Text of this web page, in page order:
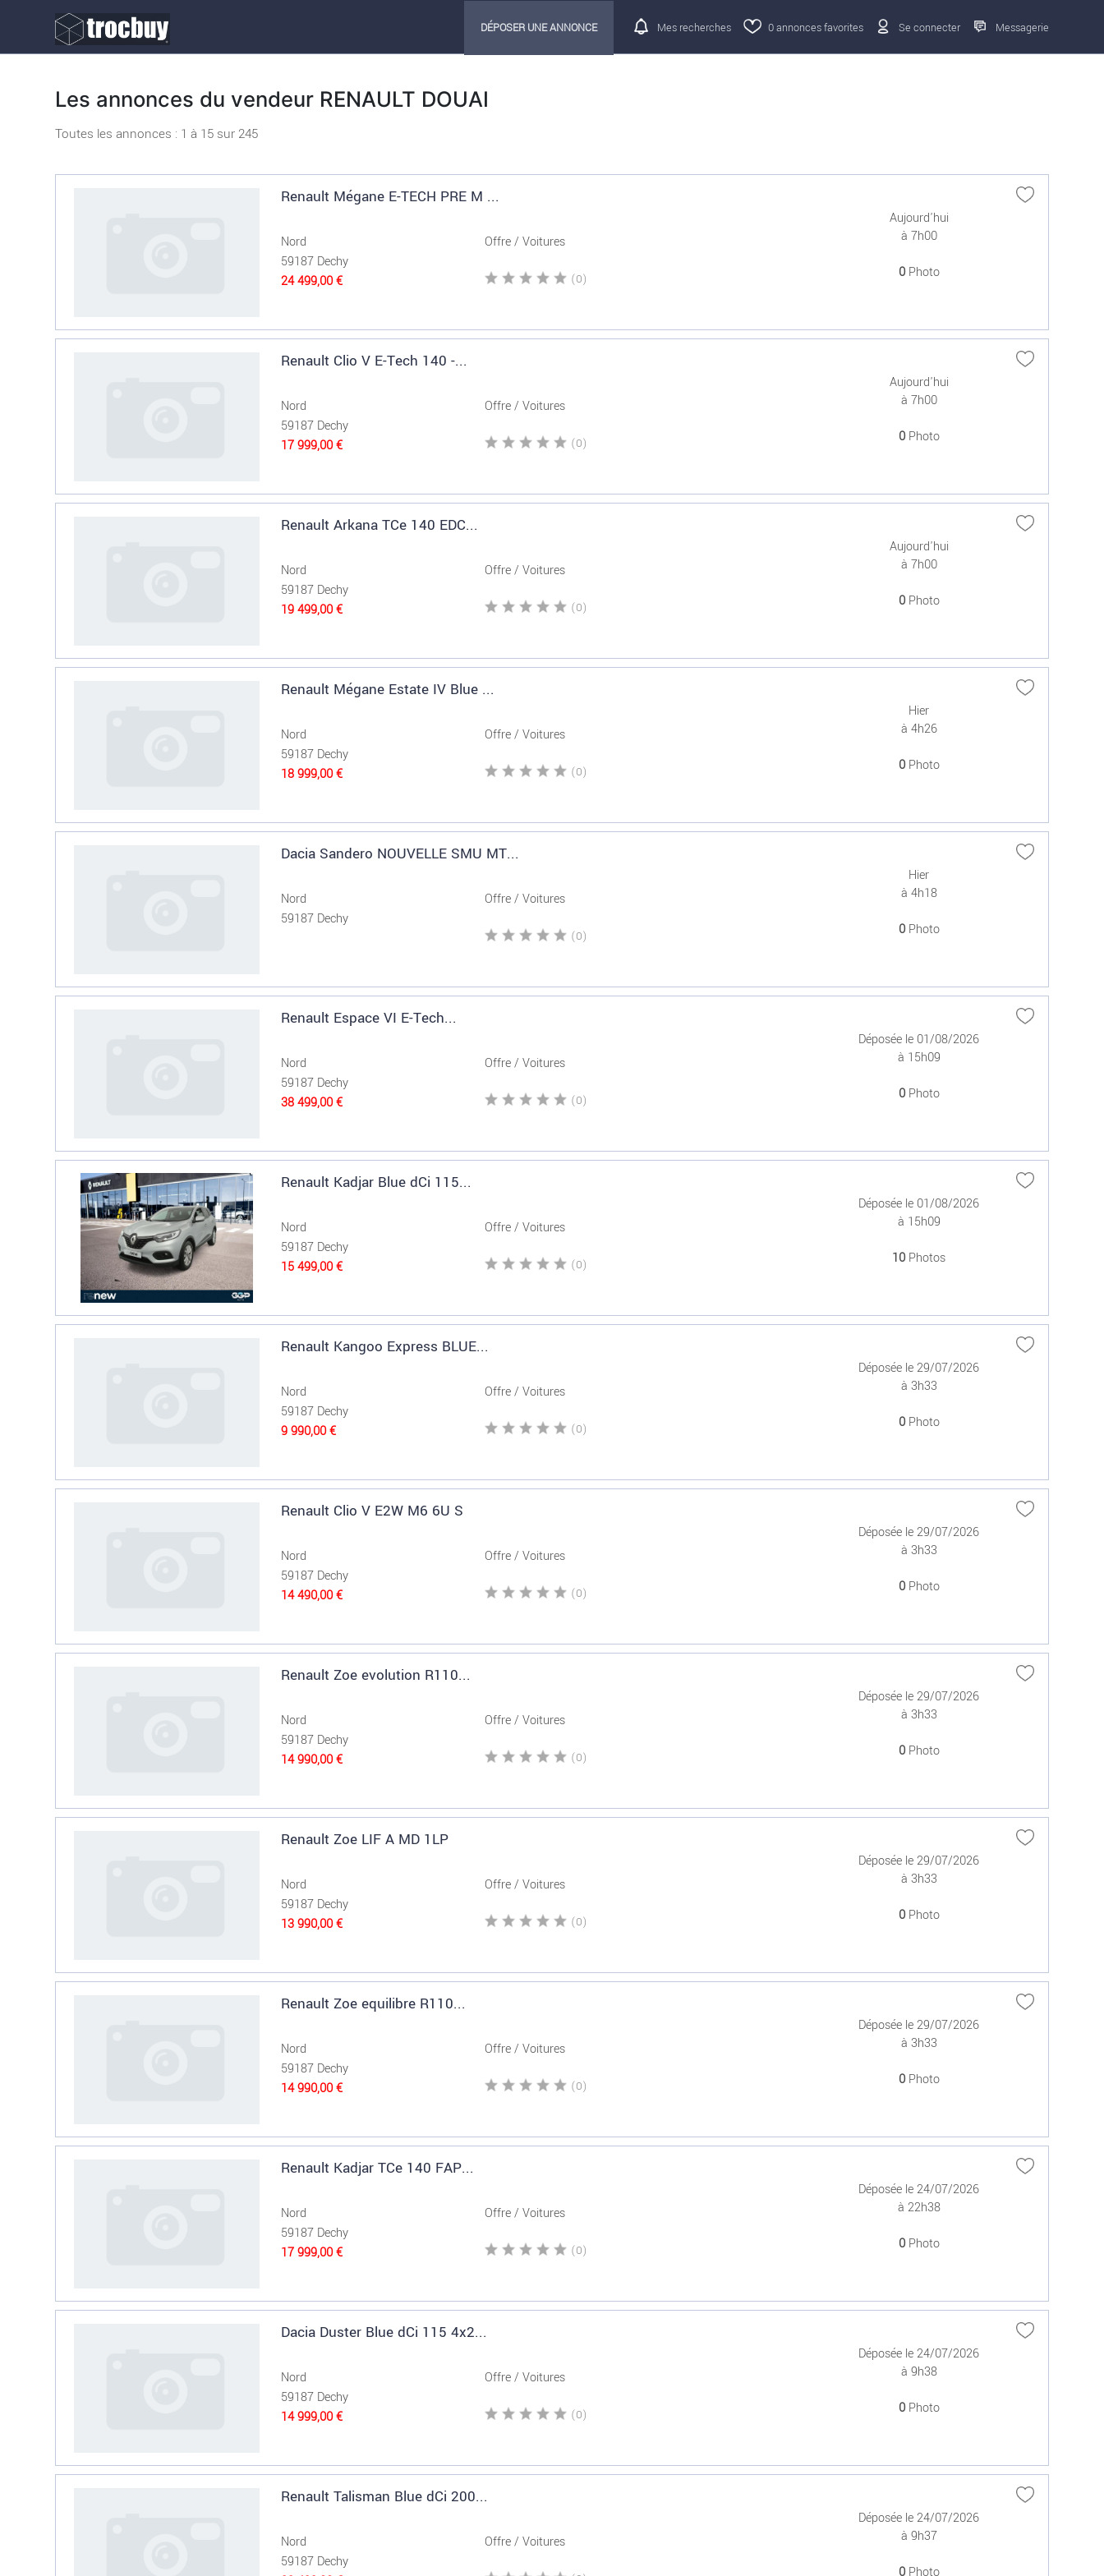
DÉPOSER UNE ANNONCE Mes recherches 0annonces favorites Se connecter Messagerie
Les annonces du vendeur RENAULT DOUAI
Toutes les annonces : 1 à 15 sur 245
Renault Mégane E-TECH PRE M ...
Nord
59187 Dechy
24 499,00 €
Offre / Voitures
(0)
Aujourd'hui
à 7h00
0Photo
Renault Clio V E-Tech 140 -...
Nord
59187 Dechy
17 999,00 €
Offre / Voitures
(0)
Aujourd'hui
à 7h00
0Photo
Renault Arkana TCe 140 EDC...
Nord
59187 Dechy
19 499,00 €
Offre / Voitures
(0)
Aujourd'hui
à 7h00
0Photo
Renault Mégane Estate IV Blue ...
Nord
59187 Dechy
18 999,00 €
Offre / Voitures
(0)
Hier
à 4h26
0Photo
Dacia Sandero NOUVELLE SMU MT...
Nord
59187 Dechy
Offre / Voitures
(0)
Hier
à 4h18
0Photo
Renault Espace VI E-Tech...
Nord
59187 Dechy
38 499,00 €
Offre / Voitures
(0)
Déposée le 01/08/2026
à 15h09
0Photo
Renault Kadjar Blue dCi 115...
Nord
59187 Dechy
15 499,00 €
Offre / Voitures
(0)
Déposée le 01/08/2026
à 15h09
10 Photos
Renault Kangoo Express BLUE...
Nord
59187 Dechy
9 990,00 €
Offre / Voitures
(0)
Déposée le 29/07/2026
à 3h33
0Photo
Renault Clio V E2W M6 6U S
Nord
59187 Dechy
14 490,00 €
Offre / Voitures
(0)
Déposée le 29/07/2026
à 3h33
0Photo
Renault Zoe evolution R110...
Nord
59187 Dechy
14 990,00 €
Offre / Voitures
(0)
Déposée le 29/07/2026
à 3h33
0Photo
Renault Zoe LIF A MD 1LP
Nord
59187 Dechy
13 990,00 €
Offre / Voitures
(0)
Déposée le 29/07/2026
à 3h33
0Photo
Renault Zoe equilibre R110...
Nord
59187 Dechy
14 990,00 €
Offre / Voitures
(0)
Déposée le 29/07/2026
à 3h33
0Photo
Renault Kadjar TCe 140 FAP...
Nord
59187 Dechy
17 999,00 €
Offre / Voitures
(0)
Déposée le 24/07/2026
à 22h38
0Photo
Dacia Duster Blue dCi 115 4x2...
Nord
59187 Dechy
14 999,00 €
Offre / Voitures
(0)
Déposée le 24/07/2026
à 9h38
0Photo
Renault Talisman Blue dCi 200...
Nord
59187 Dechy
Offre / Voitures
Déposée le 24/07/2026
à 9h37
0Photo